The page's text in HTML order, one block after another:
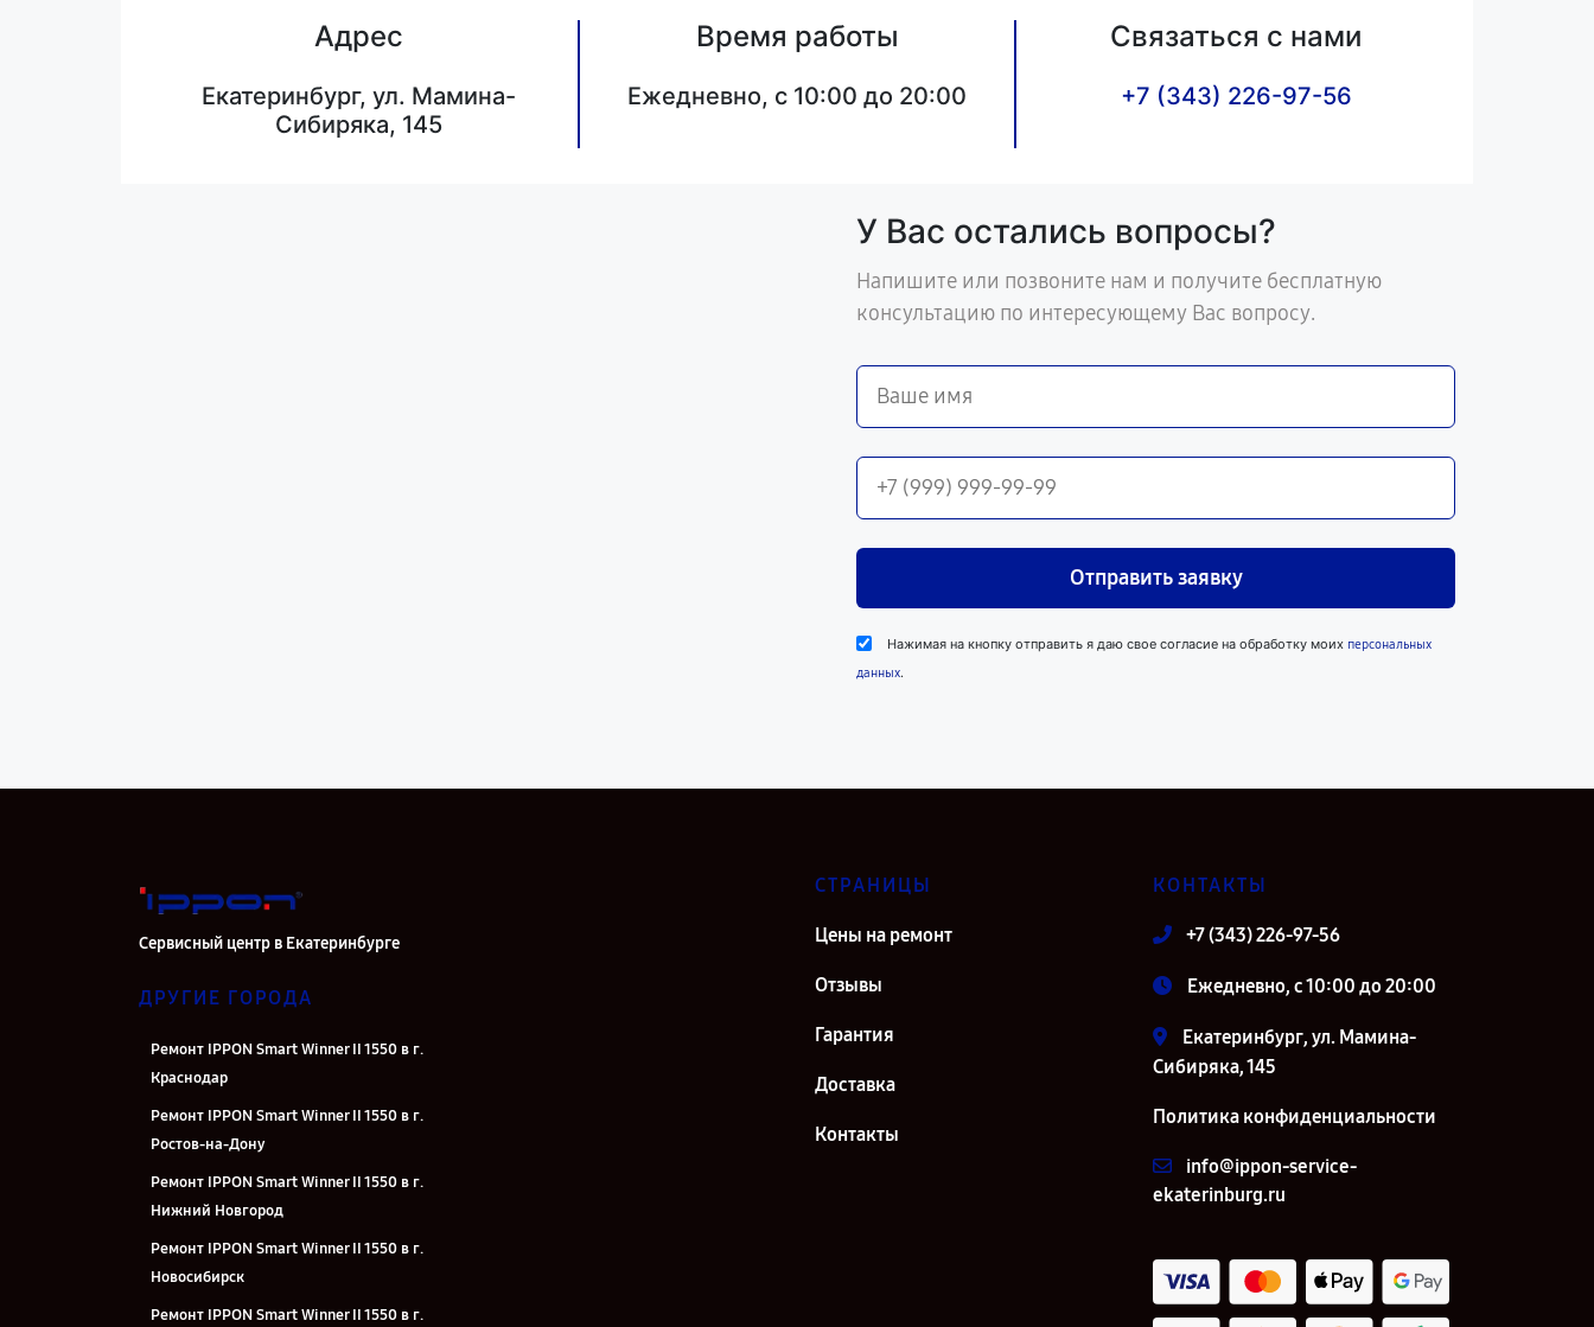
Адрес
Екатеринбург, ул. Мамина-
Сибиряка, 145
Время работы
Ежедневно, с 10:00 до 20:00
Связаться с нами
+7 (343) 226-97-56
У Вас остались вопросы?
Напишите или позвоните нам и получите бесплатную
консультацию по интересующему Вас вопросу.
Отправить заявку
Нажимая на кнопку отправить я даю свое согласие на обработку моих персональных
данных.
Сервисный центр в Екатеринбурге
ДРУГИЕ ГОРОДА
Ремонт IPPON Smart Winner II 1550 в г.
Краснодар
Ремонт IPPON Smart Winner II 1550 в г.
Ростов-на-Дону
Ремонт IPPON Smart Winner II 1550 в г.
Нижний Новгород
Ремонт IPPON Smart Winner II 1550 в г.
Новосибирск
Ремонт IPPON Smart Winner II 1550 в г.
СТРАНИЦЫ
Цены на ремонт
Отзывы
Гарантия
Доставка
Контакты
КОНТАКТЫ
+7 (343) 226-97-56
Ежедневно, с 10:00 до 20:00
Екатеринбург, ул. Мамина-
Сибиряка, 145
Политика конфиденциальности
info@ippon-service-
ekaterinburg.ru